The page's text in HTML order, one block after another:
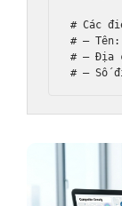
# Các
# —
# — Địa